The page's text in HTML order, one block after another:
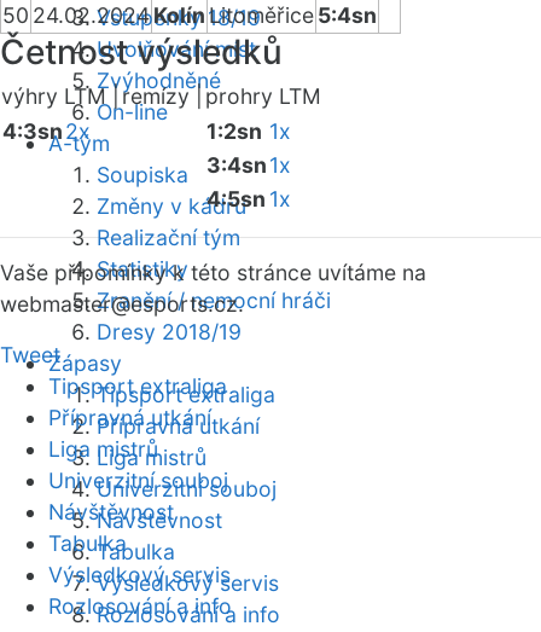
Vstupenky 18/19
Uvolňování míst
Zvýhodněné
On-line
A-tým
Soupiska
Změny v kádru
Realizační tým
Statistiky
Zranění / nemocní hráči
Dresy 2018/19
Zápasy
Tipsport extraliga
Přípravná utkání
Liga mistrů
Univerzitní souboj
Návštěvnost
Tabulka
Výsledkový servis
Rozlosování a info
50 24.02.2024KolínLitoměřice5:4sn
Četnost výsledků
výhry LTM | remízy |prohry LTM
4:3sn2x 1:2sn 1x
3:4sn1x
4:5sn 1x
Vaše připomínky k této stránce uvítáme na
webmaster@esports.cz.
Tweet
Tipsport extraliga
Přípravná utkání
Liga mistrů
Univerzitní souboj
Návštěvnost
Tabulka
Výsledkový servis
Rozlosování a info